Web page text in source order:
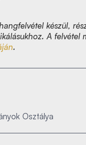
készül,
A felvétel
.
Osztálya